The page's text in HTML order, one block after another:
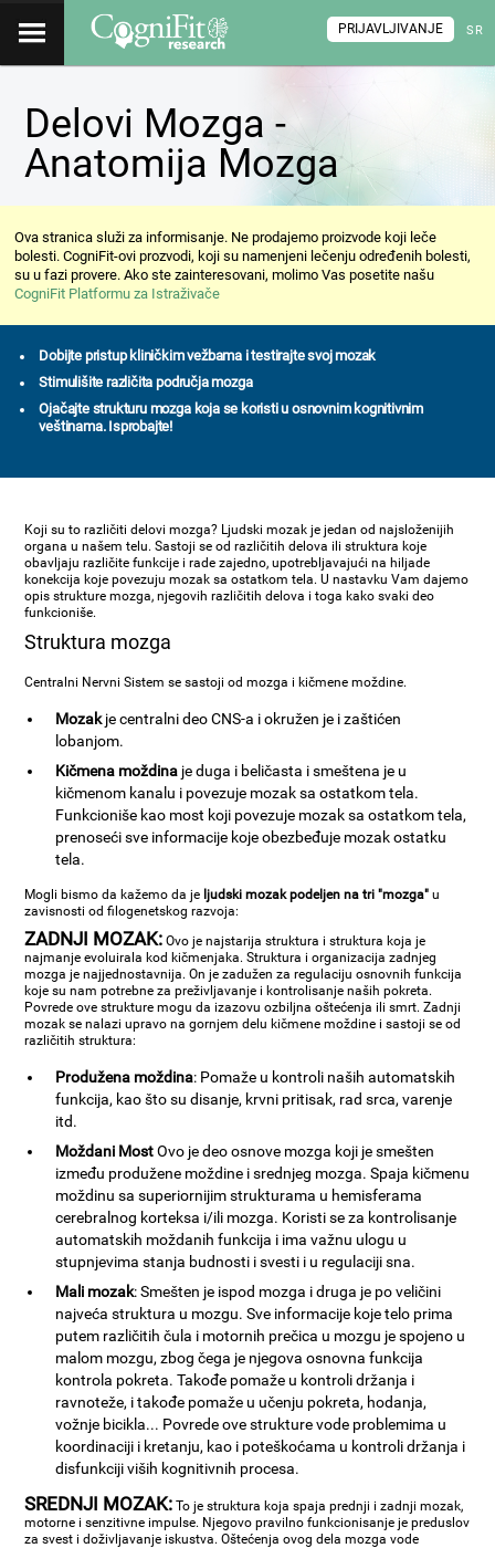
SR
PRIJAVLJIVANJE
Delovi Mozga -
Anatomija Mozga
Ova stranica služi za informisanje. Ne prodajemo proizvode koji leče
bolesti. CogniFit-ovi prozvodi, koji su namenjeni lečenju određenih bolesti,
su u fazi provere. Ako ste zainteresovani, molimo Vas posetite našu
CogniFit Platformu za Istraživače
Dobijte pristup kliničkim vežbama i testirajte svoj mozak
Stimulišite različita područja mozga
Ojačajte strukturu mozga koja se koristi u osnovnim kognitivnim
veštinama. Isprobajte!
Koji su to različiti delovi mozga? Ljudski mozak je jedan od najsloženijih
organa u našem telu. Sastoji se od različitih delova ili struktura koje
obavljaju različite funkcije i rade zajedno, upotrebljavajući na hiljade
konekcija koje povezuju mozak sa ostatkom tela. U nastavku Vam dajemo
opis strukture mozga, njegovih različitih delova i toga kako svaki deo
funkcioniše.
Struktura mozga
Centralni Nervni Sistem se sastoji od mozga i kičmene moždine.
Mozakje centralni deo CNS-a i okružen je i zaštićen
lobanjom.
Kičmena moždina je duga i beličasta i smeštena je u
kičmenom kanalu i povezuje mozak sa ostatkom tela.
Funkcioniše kao most koji povezuje mozak sa ostatkom tela,
prenoseći sve informacije koje obezbeđuje mozak ostatku
tela.
Mogli bismo da kažemo da je ljudski mozak podeljen na tri "mozga" u
zavisnosti od filogenetskog razvoja:
ZADNJI MOZAK: Ovo je najstarija struktura i struktura koja je
najmanje evoluirala kod kičmenjaka. Struktura i organizacija zadnjeg
mozga je najjednostavnija. On je zadužen za regulaciju osnovnih funkcija
koje su nam potrebne za preživljavanje i kontrolisanje naših pokreta.
Povrede ove strukture mogu da izazovu ozbiljna oštećenja ili smrt. Zadnji
mozak se nalazi upravo na gornjem delu kičmene moždine i sastoji se od
različitih struktura:
Produžena moždina: Pomaže u kontroli naših automatskih
funkcija, kao što su disanje, krvni pritisak, rad srca, varenje
itd.
Moždani MostOvo je deo osnove mozga koji je smešten
između produžene moždine i srednjeg mozga. Spaja kičmenu
moždinu sa superiornijim strukturama u hemisferama
cerebralnog korteksa i/ili mozga. Koristi se za kontrolisanje
automatskih moždanih funkcija i ima važnu ulogu u
stupnjevima stanja budnosti i svesti i u regulaciji sna.
Mali mozak: Smešten je ispod mozga i druga je po veličini
najveća struktura u mozgu. Sve informacije koje telo prima
putem različitih čula i motornih prečica u mozgu je spojeno u
malom mozgu, zbog čega je njegova osnovna funkcija
kontrola pokreta. Takođe pomaže u kontroli držanja i
ravnoteže, i takođe pomaže u učenju pokreta, hodanja,
vožnje bicikla... Povrede ove strukture vode problemima u
koordinaciji i kretanju, kao i poteškoćama u kontroli držanja i
disfunkciji viših kognitivnih procesa.
SREDNJI MOZAK: To je struktura koja spaja prednji i zadnji mozak,
motorne i senzitivne impulse. Njegovo pravilno funkcionisanje je preduslov
za svest i doživljavanje iskustva. Oštećenja ovog dela mozga vode